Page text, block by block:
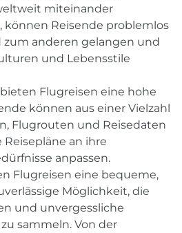
miteinander
können Reisende problemlos
zum anderen gelangen und
und Lebensstile
Flugreisen eine hohe
können aus einer Vielzahl
Flugrouten und Reisedaten
an ihre
anpassen.
Flugreisen eine bequeme,
Möglichkeit, die
und unvergessliche
sammeln. Von der